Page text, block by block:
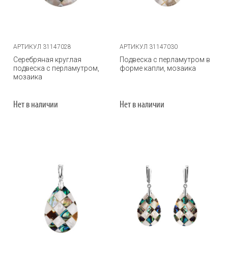
АРТИКУЛ 31147028
Серебряная круглая
подвеска с перламутром,
мозаика
Нет в наличии
АРТИКУЛ 31147030
Подвеска с перламутром в
форме капли, мозаика
Нет в наличии